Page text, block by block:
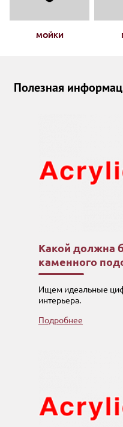
МОЙКИ
Полезная
Какой должна
каменного
Ищем идеальные
интерьера.
Подробнее